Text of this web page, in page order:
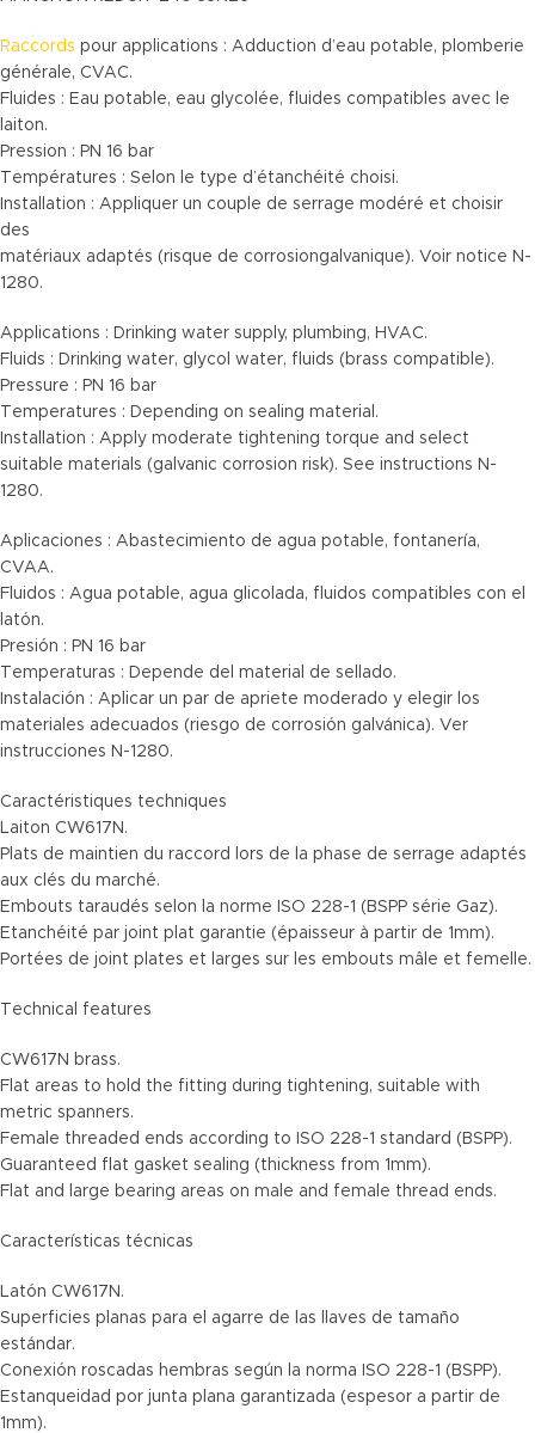
Raccords pour applications : Adduction d’eau potable, plomberie
générale, CVAC.
Fluides : Eau potable, eau glycolée, fluides compatibles avec le
laiton.
Pression : PN 16 bar
Températures : Selon le type d’étanchéité choisi.
Installation : Appliquer un couple de serrage modéré et choisir
des
matériaux adaptés (risque de corrosiongalvanique). Voir notice N-
1280.
Applications : Drinking water supply, plumbing, HVAC.
Fluids : Drinking water, glycol water, fluids (brass compatible).
Pressure : PN 16 bar
Temperatures : Depending on sealing material.
Installation : Apply moderate tightening torque and select
suitable materials (galvanic corrosion risk). See instructions N-
1280.
Aplicaciones : Abastecimiento de agua potable, fontanería,
CVAA.
Fluidos : Agua potable, agua glicolada, fluidos compatibles con el
latón.
Presión : PN 16 bar
Temperaturas : Depende del material de sellado.
Instalación : Aplicar un par de apriete moderado y elegir los
materiales adecuados (riesgo de corrosión galvánica). Ver
instrucciones N-1280.
Caractéristiques techniques
Laiton CW617N.
Plats de maintien du raccord lors de la phase de serrage adaptés
aux clés du marché.
Embouts taraudés selon la norme ISO 228-1 (BSPP série Gaz).
Etanchéité par joint plat garantie (épaisseur à partir de 1mm).
Portées de joint plates et larges sur les embouts mâle et femelle.
Technical features
CW617N brass.
Flat areas to hold the fitting during tightening, suitable with
metric spanners.
Female threaded ends according to ISO 228-1 standard (BSPP).
Guaranteed flat gasket sealing (thickness from 1mm).
Flat and large bearing areas on male and female thread ends.
Características técnicas
Latón CW617N.
Superficies planas para el agarre de las llaves de tamaño
estándar.
Conexión roscadas hembras según la norma ISO 228-1 (BSPP).
Estanqueidad por junta plana garantizada (espesor a partir de
1mm).